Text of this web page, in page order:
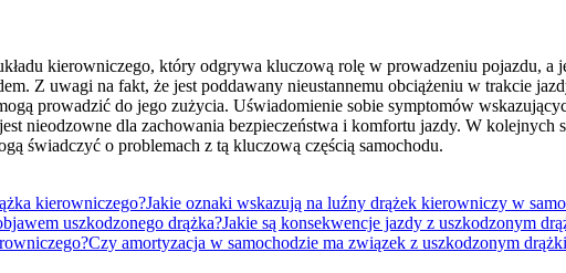
kierowniczego, który odgrywa kluczową rolę w prowadzeniu pojazdu, a
Z uwagi na fakt, że jest poddawany nieustannemu obciążeniu w trakcie
prowadzić do jego zużycia. Uświadomienie sobie symptomów
nieodzowne dla zachowania bezpieczeństwa i komfortu jazdy. W kolejnych
świadczyć o problemach z tą kluczową częścią samochodu.
kierowniczego?Jakie oznaki wskazują na luźny drążek kierowniczy w
uszkodzonego drążka?Jakie są konsekwencje jazdy z uszkodzonym
Czy amortyzacja w samochodzie ma związek z uszkodzonym